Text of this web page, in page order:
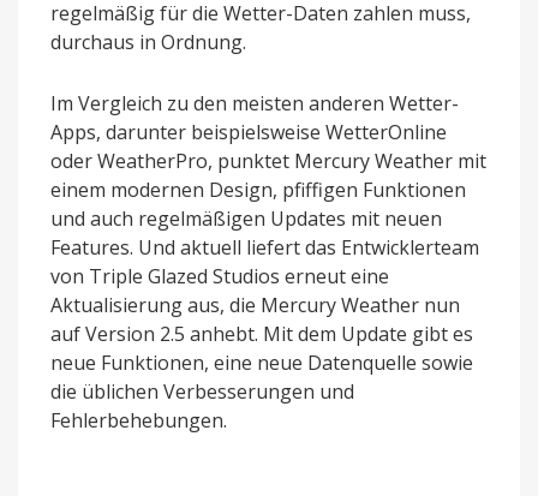
regelmäßig für die Wetter-Daten zahlen muss,
durchaus in Ordnung.
Im Vergleich zu den meisten anderen Wetter-
Apps, darunter beispielsweise WetterOnline
oder WeatherPro, punktet Mercury Weather mit
einem modernen Design, pfiffigen Funktionen
und auch regelmäßigen Updates mit neuen
Features. Und aktuell liefert das Entwicklerteam
von Triple Glazed Studios erneut eine
Aktualisierung aus, die Mercury Weather nun
auf Version 2.5 anhebt. Mit dem Update gibt es
neue Funktionen, eine neue Datenquelle sowie
die üblichen Verbesserungen und
Fehlerbehebungen.